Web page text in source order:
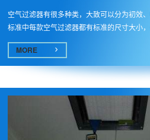
空气过滤器有很多种类，大致可以分为初效
标准中每款空气过滤器都有标准的尺寸大小
需要...
MORE